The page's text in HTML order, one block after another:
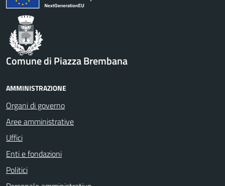
Comune di Piazza Brembana
AMMINISTRAZIONE
Organi di governo
Aree amministrative
Uffici
Enti e fondazioni
Politici